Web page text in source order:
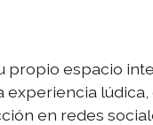
espacio
experiencia
en redes